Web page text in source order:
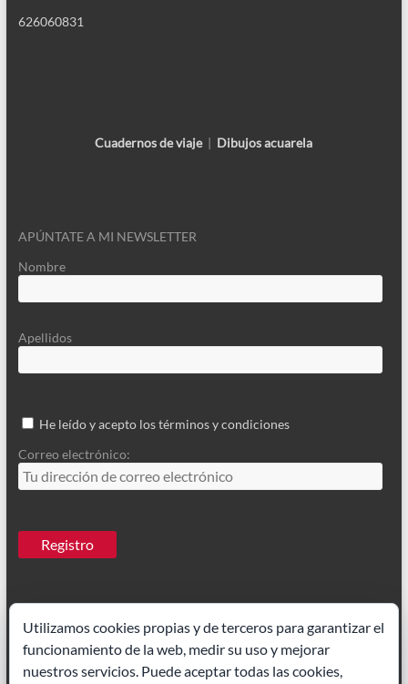
626060831
Cuadernos de viaje| Dibujos acuarela
APÚNTATE A MI NEWSLETTER
Nombre
Apellidos
He leído y acepto los términos y condiciones
Correo electrónico:
Ilustrador Madrid|Paisajes acuarela
Utilizamos cookies propias y de terceros para garantizar el
funcionamiento de la web, medir su uso y mejorar
nuestros servicios. Puede aceptar todas las cookies,